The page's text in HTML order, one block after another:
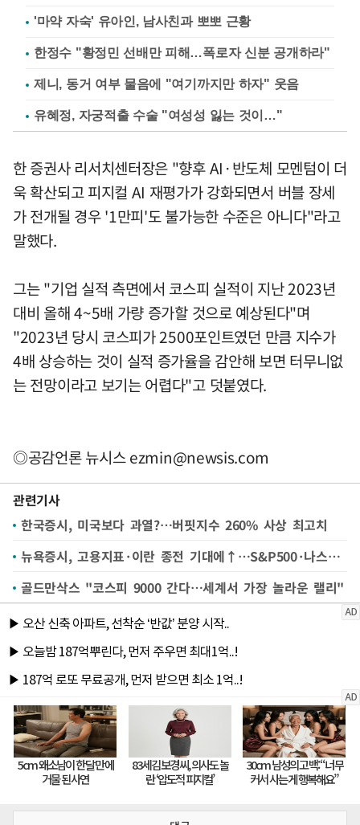
'마약 자숙' 유아인, 남사친과 뽀뽀 근황
한정수 "황정민 선배만 피해…폭로자 신분 공개하라"
제니, 동거 여부 물음에 "여기까지만 하자" 웃음
유혜정, 자궁적출 수술 "여성성 잃는 것이…"
한 증권사 리서치센터장은 "향후 AI·반도체 모멘텀이 더
욱 확산되고 피지컬 AI 재평가가 강화되면서 버블 장세
가 전개될 경우 '1만피'도 불가능한 수준은 아니다"라고
말했다.
그는 "기업 실적 측면에서 코스피 실적이 지난 2023년
대비 올해 4~5배 가량 증가할 것으로 예상된다"며
"2023년 당시 코스피가 2500포인트였던 만큼 지수가
4배 상승하는 것이 실적 증가율을 감안해 보면 터무니없
는 전망이라고 보기는 어렵다"고 덧붙였다.
◎공감언론 뉴시스ezmin@newsis.com
관련기사
한국증시, 미국보다 과열?…버핏지수 260% 사상 최고치
뉴욕증시, 고용지표·이란 종전 기대에↑…S&P500·나스닥 최고치
골드만삭스 "코스피 9000 간다…세계서 가장 놀라운 랠리"